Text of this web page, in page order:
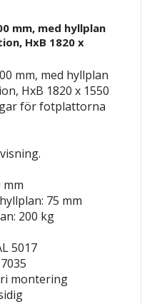
mm, med hyllplan
HxB 1820 x
mm, med hyllplan
HxB 1820 x 1550
för fotplattorna
mm
75 mm
200 kg
5017
montering